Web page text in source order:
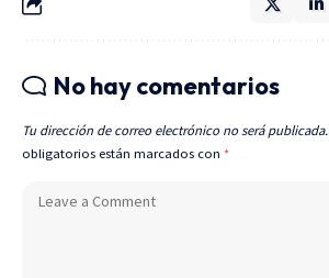
No hay comentarios
Tu dirección de correo electrónico no será publicada.
obligatorios están marcados con *